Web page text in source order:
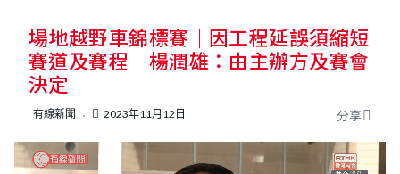
按輸入鍵開始搜尋
場地越野車錦標賽｜因工程延誤須縮短
賽道及賽程 楊潤雄：由主辦方及賽會
決定
有線新聞 2023年11月12日 分享